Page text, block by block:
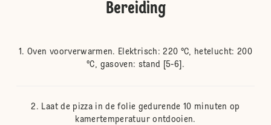
Bereiding
Oven voorverwarmen. Elektrisch: 220 °C, hetelucht: 200
°C, gasoven: stand [5-6].
Laat de pizza in de folie gedurende 10 minuten op
kamertemperatuur ontdooien.